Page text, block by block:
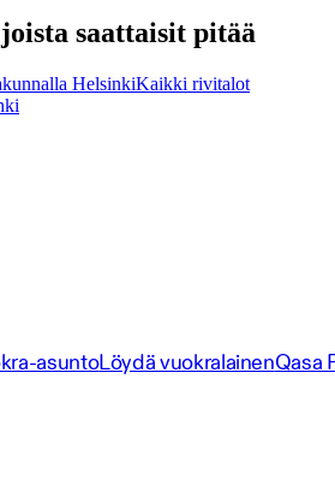
saattaisit pitää
HelsinkiKaikki rivitalot
asuntoLöydä vuokralainenQasa